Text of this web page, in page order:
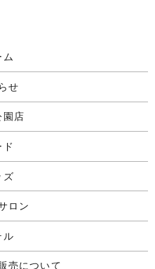
ム
せ
園店
ド
ズ
ロン
ル
売について